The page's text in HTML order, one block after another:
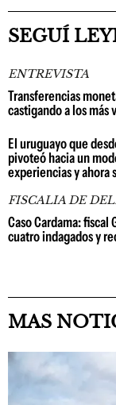
SEGUÍ
ENTREVISTA
Transferencias
castigando a los más
El uruguayo que
pivoteó hacia un
experiencias y ahora
FISCALIA DE
Caso Cardama:
cuatro indagados y
MAS